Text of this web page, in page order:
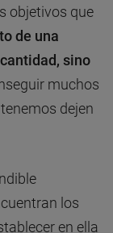
objetivos que
de una
sino
muchos
dejen
los
en ella